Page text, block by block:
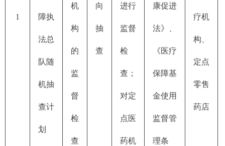
1 障执
法总
队随
机抽
查计
划
机
构
的
监
督
检
查
向
抽
查
进行
监督
检
查；
对定
点医
药机
康促进
法》、
《医疗
保障基
金使用
监督管
理条
疗机
构、
定点
零售
药店